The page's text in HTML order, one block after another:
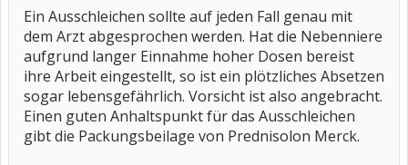
Ein Ausschleichen sollte auf jeden Fall genau mit
dem Arzt abgesprochen werden. Hat die Nebenniere
aufgrund langer Einnahme hoher Dosen bereist
ihre Arbeit eingestellt, so ist ein plötzliches Absetzen
sogar lebensgefährlich. Vorsicht ist also angebracht.
Einen guten Anhaltspunkt für das Ausschleichen
gibt die Packungsbeilage von Prednisolon Merck.